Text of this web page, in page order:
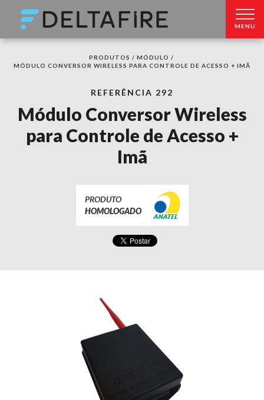
MENU
PRODUTOS / MÓDULO /
MÓDULO CONVERSOR WIRELESS PARA CONTROLE DE ACESSO + IMÃ
REFERÊNCIA 292
Módulo Conversor Wireless
para Controle de Acesso +
Imã
PRODUTO
HOMOLOGADO